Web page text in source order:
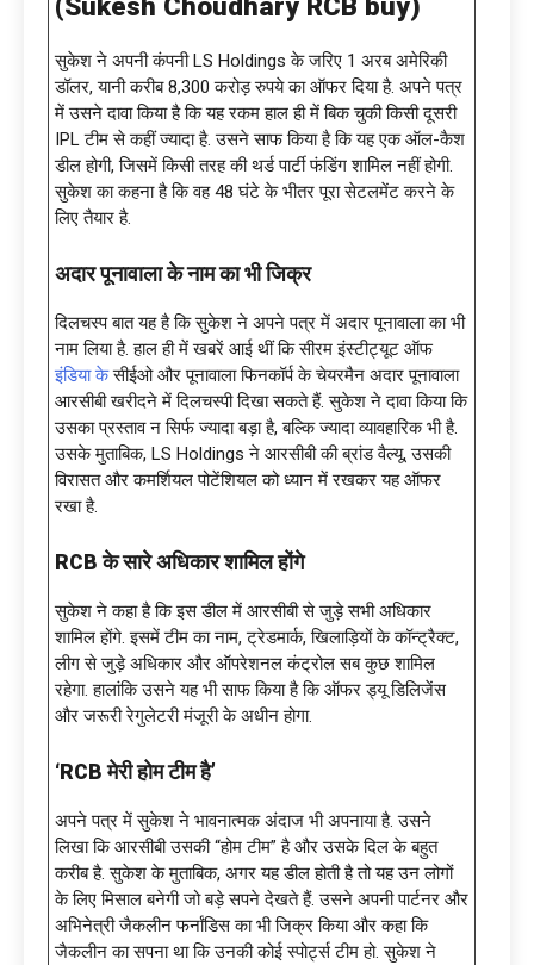
सुकेश ने अपनी कंपनी LS Holdings के जरिए 1 अरब अमेरिकी
डॉलर, यानी करीब 8,300 करोड़ रुपये का ऑफर दिया है. अपने पत्र
में उसने दावा किया है कि यह रकम हाल ही में बिक चुकी किसी दूसरी
IPL टीम से कहीं ज्यादा है. उसने साफ किया है कि यह एक ऑल-कैश
डील होगी, जिसमें किसी तरह की थर्ड पार्टी फंडिंग शामिल नहीं होगी.
सुकेश का कहना है कि वह 48 घंटे के भीतर पूरा सेटलमेंट करने के
लिए तैयार है.
अदार पूनावाला के नाम का भी जिक्र
दिलचस्प बात यह है कि सुकेश ने अपने पत्र में अदार पूनावाला का भी
नाम लिया है. हाल ही में खबरें आई थीं कि सीरम इंस्टीट्यूट ऑफ
इंडिया केसीईओ और पूनावाला फिनकॉर्प के चेयरमैन अदार पूनावाला
आरसीबी खरीदने में दिलचस्पी दिखा सकते हैं. सुकेश ने दावा किया कि
उसका प्रस्ताव न सिर्फ ज्यादा बड़ा है, बल्कि ज्यादा व्यावहारिक भी है.
उसके मुताबिक, LS Holdings ने आरसीबी की ब्रांड वैल्यू, उसकी
विरासत और कमर्शियल पोटेंशियल को ध्यान में रखकर यह ऑफर
रखा है.
RCB के सारे अधिकार शामिल होंगे
सुकेश ने कहा है कि इस डील में आरसीबी से जुड़े सभी अधिकार
शामिल होंगे. इसमें टीम का नाम, ट्रेडमार्क, खिलाड़ियों के कॉन्ट्रैक्ट,
लीग से जुड़े अधिकार और ऑपरेशनल कंट्रोल सब कुछ शामिल
रहेगा. हालांकि उसने यह भी साफ किया है कि ऑफर ड्यू डिलिजेंस
और जरूरी रेगुलेटरी मंजूरी के अधीन होगा.
‘RCB मेरी होम टीम है’
अपने पत्र में सुकेश ने भावनात्मक अंदाज भी अपनाया है. उसने
लिखा कि आरसीबी उसकी “होम टीम” है और उसके दिल के बहुत
करीब है. सुकेश के मुताबिक, अगर यह डील होती है तो यह उन लोगों
के लिए मिसाल बनेगी जो बड़े सपने देखते हैं. उसने अपनी पार्टनर और
अभिनेत्री जैकलीन फर्नांडिस का भी जिक्र किया और कहा कि
जैकलीन का सपना था कि उनकी कोई स्पोर्ट्स टीम हो. सुकेश ने